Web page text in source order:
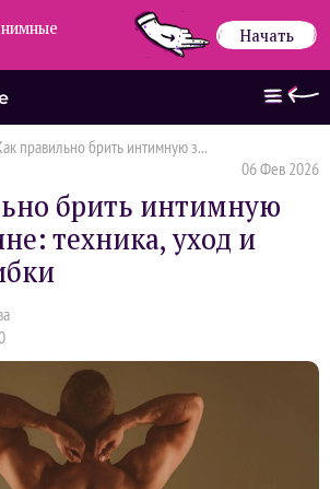
Начать
правильно брить интимную з...
06 Фев 2026
брить интимную
техника, уход и